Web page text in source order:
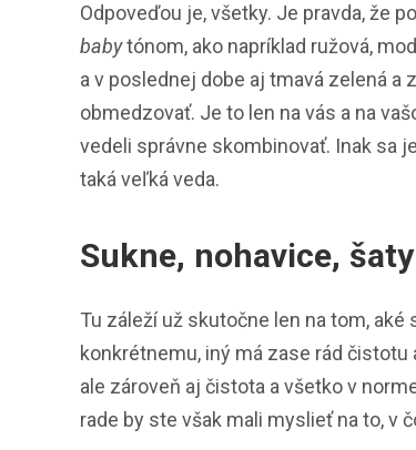
Odpoveďou je, všetky. Je pravda, že
babytónom, ako napríklad ružová,
a v poslednej dobe aj tmavá zelená a
obmedzovať. Je to len na vás a na
vedeli správne skombinovať. Inak sa
taká veľká veda.
Sukne, nohavice, šaty
Tu záleží už skutočne len na tom,
konkrétnemu, iný má zase rád
ale zároveň aj čistota a všetko v
rade by ste však mali myslieť na to, v